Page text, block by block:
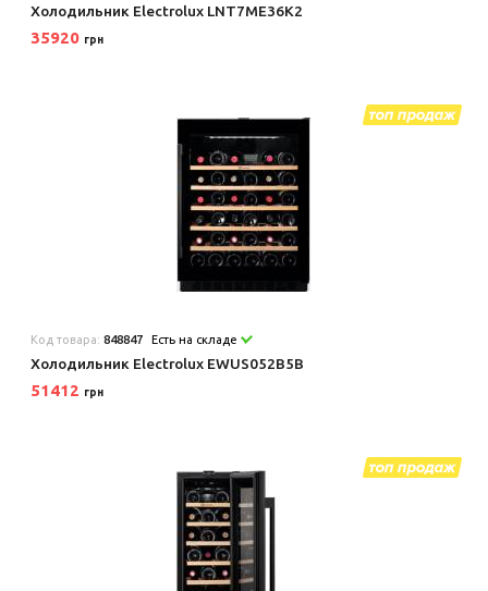
Холодильник Electrolux LNT7ME36K2
35920 грн
Код товара:848847 Есть на складе
Холодильник Electrolux EWUS052B5B
51412 грн